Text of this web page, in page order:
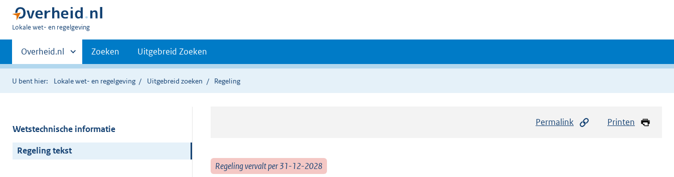
U
hier:
Lokale wet- en regelgeving
Primaire
navigatie
Andere
sites
binnen
Overheid.nl Zoeken Uitgebreid Zoeken
U bent hier: Lokale wet- en regelgeving Uitgebreid zoeken Regeling
Wetstechnische informatie
Regeling tekst
Permalink Printen
Regeling vervalt per 31-12-2028